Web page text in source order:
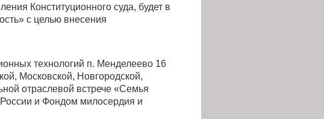
Конституционного суда, будет в
с целью внесения
технологий п. Менделеево 16
Московской, Новгородской,
отраслевой встрече «Семья
и Фондом милосердия и